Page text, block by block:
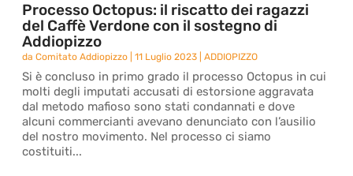
Processo Octopus: il riscatto dei ragazzi
del Caffè Verdone con il sostegno di
Addiopizzo
daComitato Addiopizzo |11 Luglio 2023 |ADDIOPIZZO
Si è concluso in primo grado il processo Octopus in cui
molti degli imputati accusati di estorsione aggravata
dal metodo mafioso sono stati condannati e dove
alcuni commercianti avevano denunciato con l’ausilio
del nostro movimento. Nel processo ci siamo
costituiti...